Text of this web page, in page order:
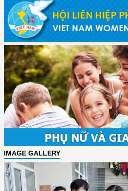
IMAGE GALLERY